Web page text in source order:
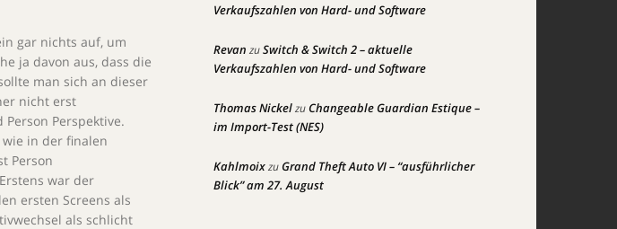
gar nichts auf, um
ja davon aus, dass die
man sich an dieser
nicht erst
Perspektive.
in der finalen
Person
war der
ersten Screens als
als schlicht
Verkaufszahlen von Hard- und Software
Revan zuSwitch & Switch 2 – aktuelle
Verkaufszahlen von Hard- und Software
Thomas NickelzuChangeable Guardian Estique –
im Import-Test (NES)
KahlmoixzuGrand Theft Auto VI – “ausführlicher
Blick” am 27. August